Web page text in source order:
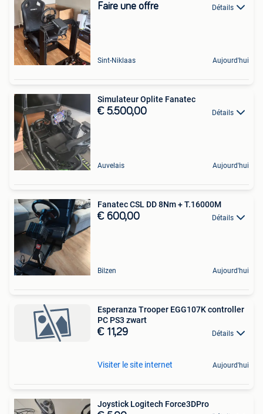
Faire une offre Détails
Sint-Niklaas Aujourd'hui
Simulateur Oplite Fanatec
€ 5.500,00 Détails
Auvelais Aujourd'hui
Fanatec CSL DD 8Nm + T.16000M
€ 600,00 Détails
Bilzen Aujourd'hui
Esperanza Trooper EGG107K controller
PC PS3 zwart
€ 11,29 Détails
Visiter le site internet Aujourd'hui
Joystick Logitech Force3DPro